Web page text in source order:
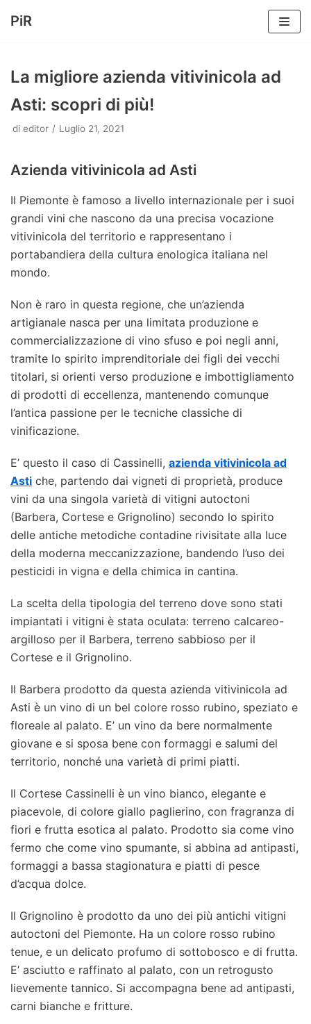
contenuto
PiR
La migliore azienda vitivinicola ad
Asti: scopri di più!
di editor Luglio 21, 2021
Azienda vitivinicola ad Asti
Il Piemonte è famoso a livello internazionale per i suoi
grandi vini che nascono da una precisa vocazione
vitivinicola del territorio e rappresentano i
portabandiera della cultura enologica italiana nel
mondo.
Non è raro in questa regione, che un’azienda
artigianale nasca per una limitata produzione e
commercializzazione di vino sfuso e poi negli anni,
tramite lo spirito imprenditoriale dei figli dei vecchi
titolari, si orienti verso produzione e imbottigliamento
di prodotti di eccellenza, mantenendo comunque
l’antica passione per le tecniche classiche di
vinificazione.
E’ questo il caso di Cassinelli, azienda vitivinicola ad
Asti che, partendo dai vigneti di proprietà, produce
vini da una singola varietà di vitigni autoctoni
(Barbera, Cortese e Grignolino) secondo lo spirito
delle antiche metodiche contadine rivisitate alla luce
della moderna meccanizzazione, bandendo l’uso dei
pesticidi in vigna e della chimica in cantina.
La scelta della tipologia del terreno dove sono stati
impiantati i vitigni è stata oculata: terreno calcareo-
argilloso per il Barbera, terreno sabbioso per il
Cortese e il Grignolino.
Il Barbera prodotto da questa azienda vitivinicola ad
Asti è un vino di un bel colore rosso rubino, speziato e
floreale al palato. E’ un vino da bere normalmente
giovane e si sposa bene con formaggi e salumi del
territorio, nonché una varietà di primi piatti.
Il Cortese Cassinelli è un vino bianco, elegante e
piacevole, di colore giallo paglierino, con fragranza di
fiori e frutta esotica al palato. Prodotto sia come vino
fermo che come vino spumante, si abbina ad antipasti,
formaggi a bassa stagionatura e piatti di pesce
d’acqua dolce.
Il Grignolino è prodotto da uno dei più antichi vitigni
autoctoni del Piemonte. Ha un colore rosso rubino
tenue, e un delicato profumo di sottobosco e di frutta.
E’ asciutto e raffinato al palato, con un retrogusto
lievemente tannico. Si accompagna bene ad antipasti,
carni bianche e fritture.